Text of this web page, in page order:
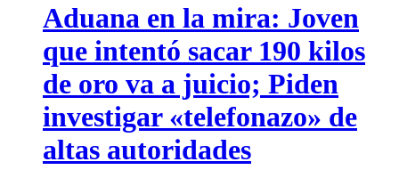
Aduana en la mira: Joven
que intentó sacar 190 kilos
de oro va a juicio; Piden
investigar «telefonazo» de
altas autoridades